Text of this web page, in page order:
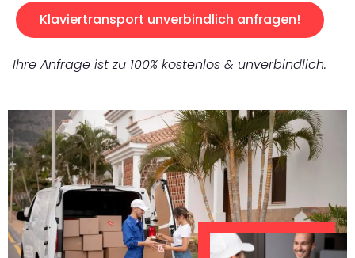
Klaviertransport unverbindlich anfragen!
Ihre Anfrage ist zu 100% kostenlos & unverbindlich.